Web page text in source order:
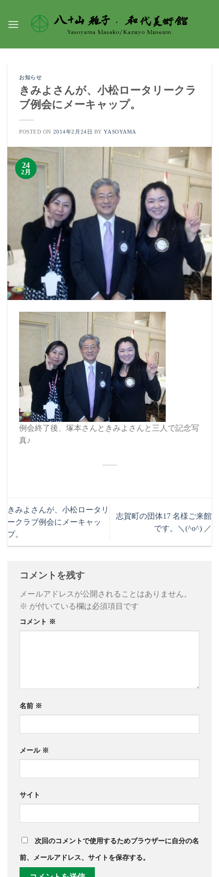
content
お知らせ
きみよさんが、小松ロータリークラ
ブ例会にメーキャップ。
POSTED ON 2014年2月24日 BYYASOYAMA
24
2月
例会終了後、塚本さんときみよさんと三人で記念写
真♪
きみよさんが、小松ロータリ
ークラブ例会にメーキャッ
プ。
志賀町の団体17 名様ご来館
です。＼(^o^) ／
コメントを残す
メールアドレスが公開されることはありません。
※ が付いている欄は必須項目です
コメント ※
名前 ※
メール ※
サイト
次回のコメントで使用するためブラウザーに自分の名
前、メールアドレス、サイトを保存する。